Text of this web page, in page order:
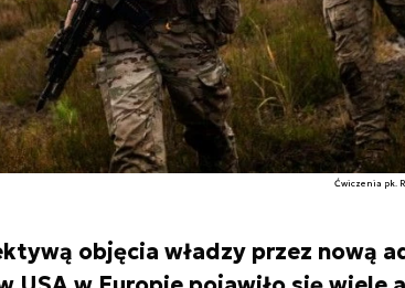
Ćwiczenia pk.
objęcia władzy przez nową